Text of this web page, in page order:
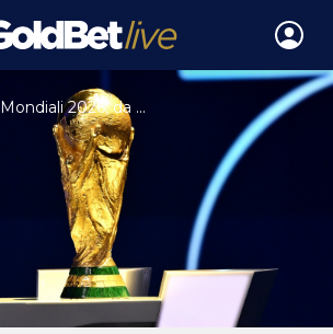
Mondiali 2026, da ...